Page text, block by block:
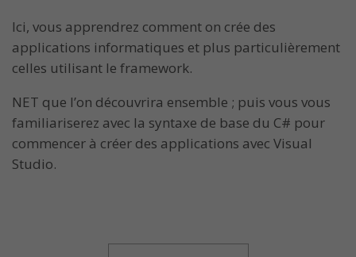
Ici, vous apprendrez comment on crée des
applications informatiques et plus particulièrement
celles utilisant le framework.
NET que l’on découvrira ensemble ; puis vous vous
familiariserez avec la syntaxe de base du C# pour
commencer à créer des applications avec Visual
Studio.